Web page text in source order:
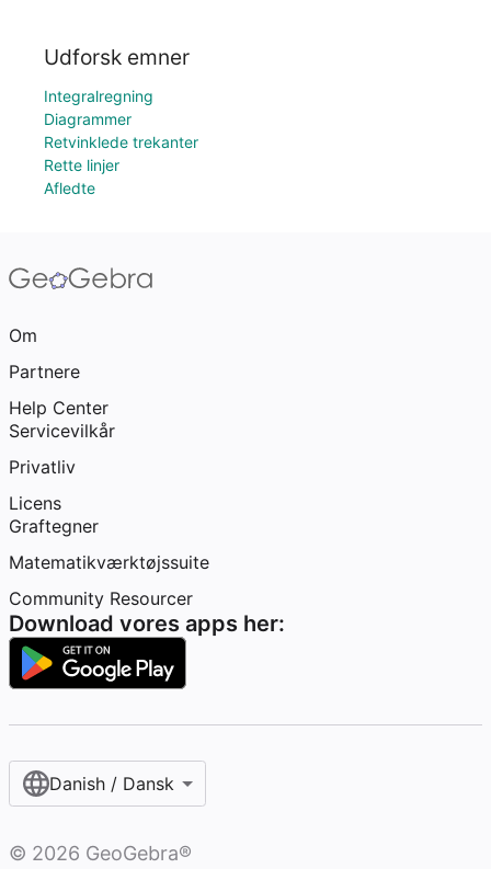
Udforsk emner
Integralregning
Diagrammer
Retvinklede trekanter
Rette linjer
Afledte
Om
Partnere
Help Center
Servicevilkår
Privatliv
Licens
Graftegner
Matematikværktøjssuite
Community Resourcer
Download vores apps her:
Danish / Dansk‎
© 2026 GeoGebra®